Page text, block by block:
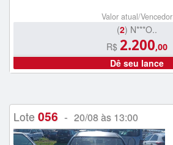
Valor atual/Vencedor
(2) N***O..
R$ 2.200,00
Dê seu lance
Lote 056 - 20/08 às 13:00